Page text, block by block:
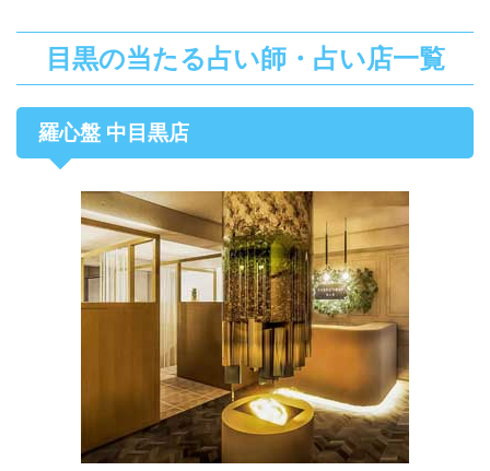
目黒の当たる占い師・占い店一覧
羅心盤 中目黒店